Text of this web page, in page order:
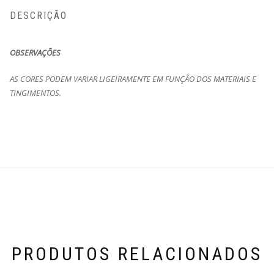
DESCRIÇÃO
OBSERVAÇÕES
AS CORES PODEM VARIAR LIGEIRAMENTE EM FUNÇÃO DOS MATERIAIS E
TINGIMENTOS.
PRODUTOS RELACIONADOS